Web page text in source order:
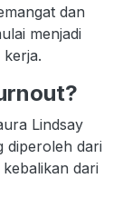
dan
menjadi
Lindsay
diperoleh dari
dari